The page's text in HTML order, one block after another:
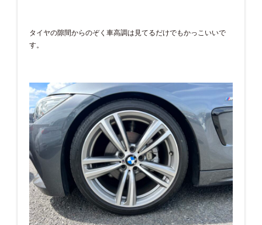
タイヤの隙間からのぞく車高調は見てるだけでもかっこいいで
す。